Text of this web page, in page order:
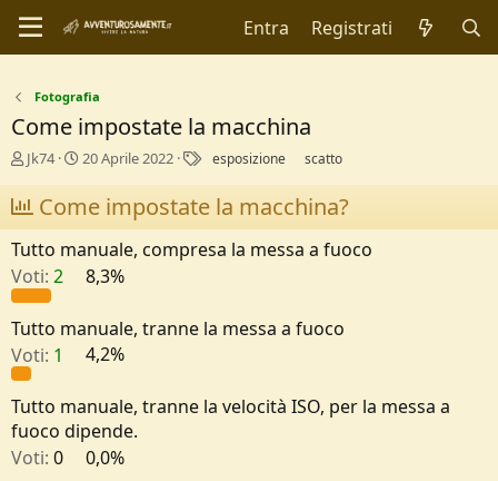
Entra Registrati
Fotografia
Come impostate la macchina
C
e
a
o
r
i
s
c
u
s
s
i
Jk74
D
a
i
z
20 Aprile 2022 esposizione scatto
Come impostate la macchina?
Tutto manuale, compresa la messa a fuoco
Voti: 2 8,3%
Tutto manuale, tranne la messa a fuoco
Voti: 1 4,2%
Tutto manuale, tranne la velocità ISO, per la messa a
fuoco dipende.
Voti: 0
0,0%